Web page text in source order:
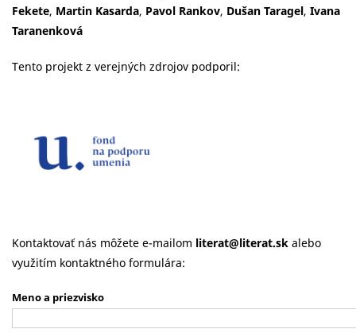
Fekete, Martin Kasarda, Pavol Rankov, Dušan Taragel, Ivana
Taranenková
Tento projekt z verejných zdrojov podporil:
Kontaktovať nás môžete e-mailom literat@literat.sk alebo
využitím kontaktného formulára:
Meno a priezvisko